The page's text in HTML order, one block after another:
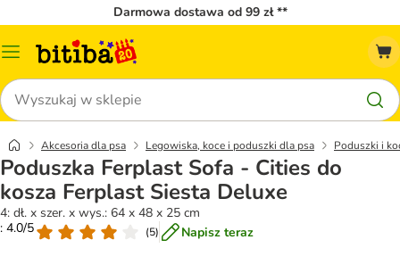
Darmowa dostawa od 99 zł **
Menu
Szukaj
Akcesoria dla psa Legowiska, koce i poduszki dla psa Poduszki i
Poduszka Ferplast Sofa - Cities do
kosza Ferplast Siesta Deluxe
4: dł. x szer. x wys.: 64 x 48 x 25 cm
: 4.0/5
(5) Napisz teraz